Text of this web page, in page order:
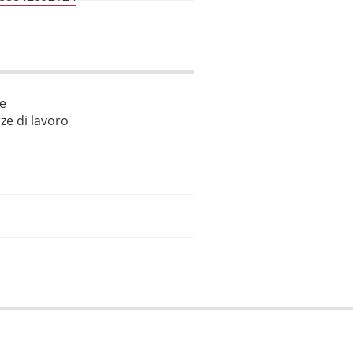
di lavoro